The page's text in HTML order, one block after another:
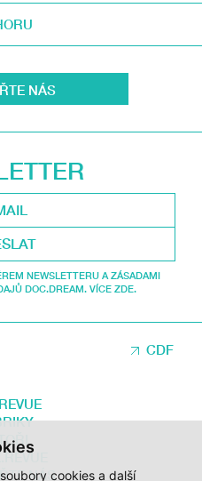
cookies a další
NÁS
NEWSLETTERU A ZÁSADAMI
DOC.DREAM. VÍCE ZDE.
CDF
NÁS